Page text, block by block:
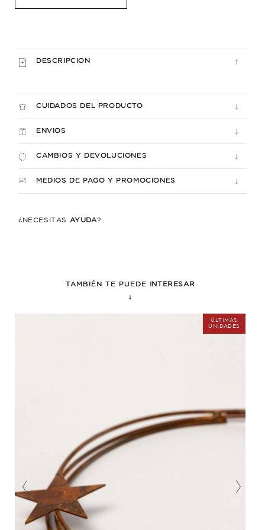
DESCRIPCION
CUIDADOS DEL PRODUCTO
ENVIOS
CAMBIOS Y DEVOLUCIONES
MEDIOS DE PAGO Y PROMOCIONES
¿NECESITÁS AYUDA?
TAMBIÉN TE PUEDE
INTERESAR
↓